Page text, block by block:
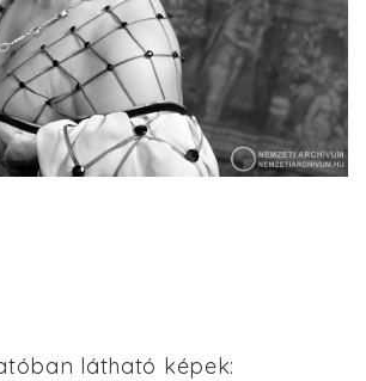
látható képek: